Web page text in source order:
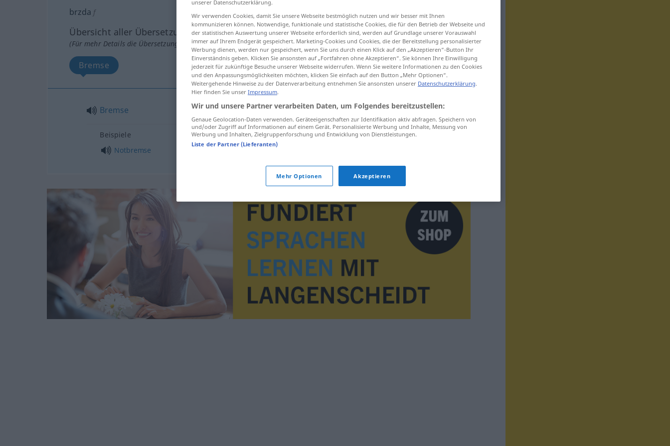
brzda f
Übersicht aller Übersetzungen
(Für mehr Details die Übersetzung anklicken/antippen)
Bremse
Bremse brzda
Beispiele
Notbremse
unserer Datenschutzerklärung.
Wir verwenden Cookies, damit Sie unsere Webseite bestmöglich nutzen und wir besser mit Ihnen
kommunizieren können. Notwendige, funktionale und statistische Cookies, die für den Betrieb der Webseite und
der statistischen Auswertung unserer Webseite erforderlich sind, werden auf Grundlage unserer Vorauswahl
immer auf Ihrem Endgerät gespeichert. Marketing-Cookies und Cookies, die der Bereitstellung personalisierter
Werbung dienen, werden nur gespeichert, wenn Sie uns durch einen Klick auf den „Akzeptieren“-Button Ihr
Einverständnis geben. Klicken Sie ansonsten auf „Fortfahren ohne Akzeptieren“. Sie können Ihre Einwilligung
jederzeit für zukünftige Besuche unserer Webseite widerrufen. Wenn Sie weitere Informationen zu den Cookies
und den Anpassungsmöglichkeiten möchten, klicken Sie einfach auf den Button „Mehr Optionen“.
Weitergehende Hinweise zu der Datenverarbeitung entnehmen Sie ansonsten unserer Datenschutzerklärung.
Hier finden Sie unser Impressum.
Wir und unsere Partner verarbeiten Daten, um Folgendes bereitzustellen:
Genaue Geolocation-Daten verwenden. Geräteeigenschaften zur Identifikation aktiv abfragen. Speichern von
und/oder Zugriff auf Informationen auf einem Gerät. Personalisierte Werbung und Inhalte, Messung von
Werbung und Inhalten, Zielgruppenforschung und Entwicklung von Dienstleistungen.
Liste der Partner (Lieferanten)
Mehr Optionen Akzeptieren